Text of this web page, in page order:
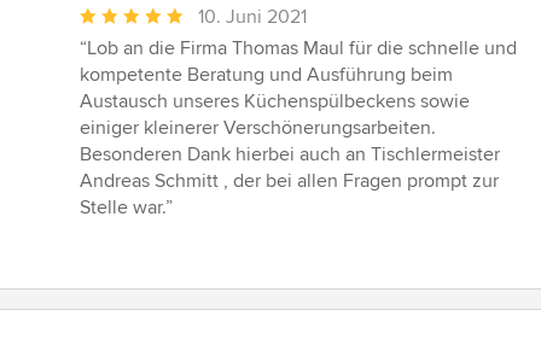
Durchschnittliche
Bewertung:
5
von
5
Sternen
10. Juni 2021
“Lob an die Firma Thomas Maul für die schnelle und
kompetente Beratung und Ausführung beim
Austausch unseres Küchenspülbeckens sowie
einiger kleinerer Verschönerungsarbeiten.
Besonderen Dank hierbei auch an Tischlermeister
Andreas Schmitt , der bei allen Fragen prompt zur
Stelle war.”